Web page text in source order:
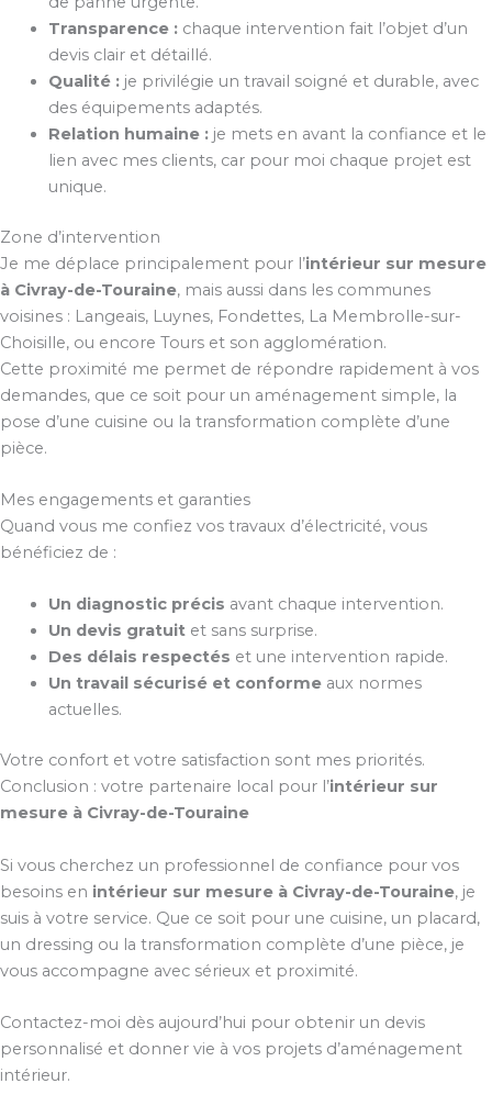
Transparence :chaque intervention fait l’objet d’un
devis clair et détaillé.
Qualité :je privilégie un travail soigné et durable, avec
des équipements adaptés.
Relation humaine :je mets en avant la confiance et le
lien avec mes clients, car pour moi chaque projet est
unique.
Zone d’intervention
Je me déplace principalement pour l’intérieur sur mesure
à Civray-de-Touraine, mais aussi dans les communes
voisines : Langeais, Luynes, Fondettes, La Membrolle-sur-
Choisille, ou encore Tours et son agglomération.
Cette proximité me permet de répondre rapidement à vos
demandes, que ce soit pour un aménagement simple, la
pose d’une cuisine ou la transformation complète d’une
pièce.
Mes engagements et garanties
Quand vous me confiez vos travaux d’électricité, vous
bénéficiez de :
Un diagnostic précis avant chaque intervention.
Un devis gratuitet sans surprise.
Des délais respectés et une intervention rapide.
Un travail sécurisé et conformeaux normes
actuelles.
Votre confort et votre satisfaction sont mes priorités.
Conclusion : votre partenaire local pour l’intérieur sur
mesure à Civray-de-Touraine
Si vous cherchez un professionnel de confiance pour vos
besoins en intérieur sur mesure à Civray-de-Touraine, je
suis à votre service. Que ce soit pour une cuisine, un placard,
un dressing ou la transformation complète d’une pièce, je
vous accompagne avec sérieux et proximité.
Contactez-moi dès aujourd’hui pour obtenir un devis
personnalisé et donner vie à vos projets d’aménagement
intérieur.